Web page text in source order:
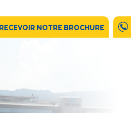
RECEVOIR NOTRE BROCHURE